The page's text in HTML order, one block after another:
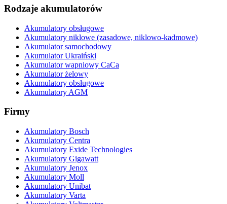
Rodzaje akumulatorów
Akumulatory obsługowe
Akumulatory niklowe (zasadowe, niklowo-kadmowe)
Akumulator samochodowy
Akumulator Ukraiński
Akumulator wapniowy CaCa
Akumulator żelowy
Akumulatory obsługowe
Akumulatory AGM
Firmy
Akumulatory Bosch
Akumulatory Centra
Akumulatory Exide Technologies
Akumulatory Gigawatt
Akumulatory Jenox
Akumulatory Moll
Akumulatory Unibat
Akumulatory Varta